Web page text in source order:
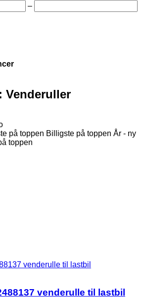
–
Venderuller
på toppen Billigste på toppen År - ny
toppen
venderulle til lastbil